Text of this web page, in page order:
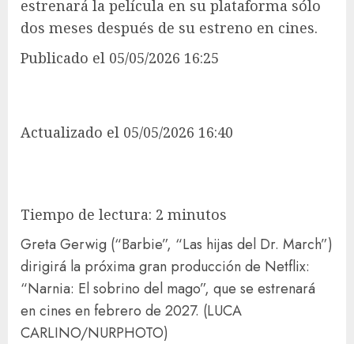
estrenará la película en su plataforma sólo
dos meses después de su estreno en cines.
Publicado el 05/05/2026 16:25
Actualizado el 05/05/2026 16:40
Tiempo de lectura: 2 minutos
Greta Gerwig (“Barbie”, “Las hijas del Dr. March”)
dirigirá la próxima gran producción de Netflix:
“Narnia: El sobrino del mago”, que se estrenará
en cines en febrero de 2027. (LUCA
CARLINO/NURPHOTO)